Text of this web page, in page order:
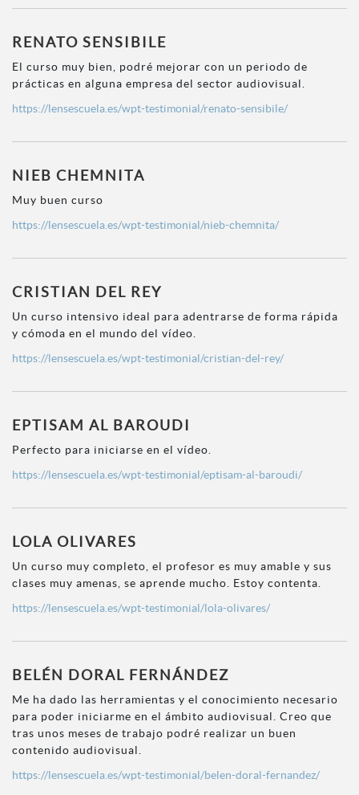
RENATO SENSIBILE
El curso muy bien, podré mejorar con un periodo de
prácticas en alguna empresa del sector audiovisual.
https://lensescuela.es/wpt-testimonial/renato-sensibile/
NIEB CHEMNITA
Muy buen curso
https://lensescuela.es/wpt-testimonial/nieb-chemnita/
CRISTIAN DEL REY
Un curso intensivo ideal para adentrarse de forma rápida
y cómoda en el mundo del vídeo.
https://lensescuela.es/wpt-testimonial/cristian-del-rey/
EPTISAM AL BAROUDI
Perfecto para iniciarse en el vídeo.
https://lensescuela.es/wpt-testimonial/eptisam-al-baroudi/
LOLA OLIVARES
Un curso muy completo, el profesor es muy amable y sus
clases muy amenas, se aprende mucho. Estoy contenta.
https://lensescuela.es/wpt-testimonial/lola-olivares/
BELÉN DORAL FERNÁNDEZ
Me ha dado las herramientas y el conocimiento necesario
para poder iniciarme en el ámbito audiovisual. Creo que
tras unos meses de trabajo podré realizar un buen
contenido audiovisual.
https://lensescuela.es/wpt-testimonial/belen-doral-fernandez/